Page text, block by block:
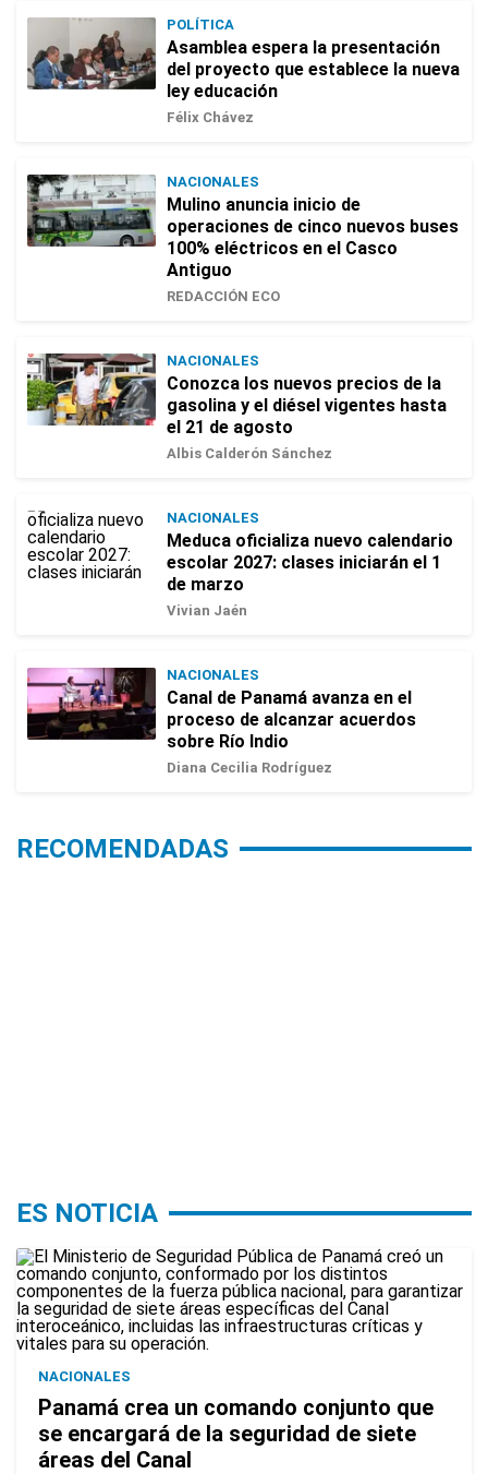
POLÍTICA
Asamblea espera la presentación
del proyecto que establece la nueva
ley educación
Félix Chávez
NACIONALES
Mulino anuncia inicio de
operaciones de cinco nuevos buses
100% eléctricos en el Casco
Antiguo
REDACCIÓN ECO
NACIONALES
Conozca los nuevos precios de la
gasolina y el diésel vigentes hasta
el 21 de agosto
Albis Calderón Sánchez
NACIONALES
Meduca oficializa nuevo calendario
escolar 2027: clases iniciarán el 1
de marzo
Vivian Jaén
NACIONALES
Canal de Panamá avanza en el
proceso de alcanzar acuerdos
sobre Río Indio
Diana Cecilia Rodríguez
RECOMENDADAS
ES NOTICIA
NACIONALES
Panamá crea un comando conjunto que
se encargará de la seguridad de siete
áreas del Canal